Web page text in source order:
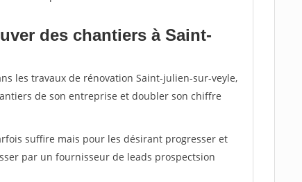
des chantiers à Saint-
les travaux de rénovation Saint-julien-sur-veyle,
de son entreprise et doubler son chiffre
suffire mais pour les désirant progresser et
par un fournisseur de leads prospectsion